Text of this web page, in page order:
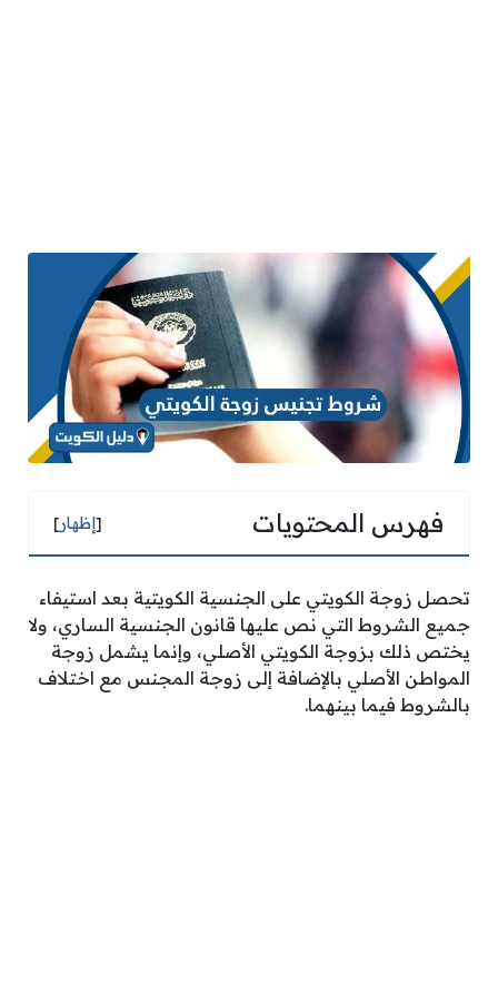
فهرس المحتويات [إظهار]
تحصل زوجة الكويتي على الجنسية الكويتية بعد استيفاء
جميع الشروط التي نص عليها قانون الجنسية الساري، ولا
يختص ذلك بزوجة الكويتي الأصلي، وإنما يشمل زوجة
المواطن الأصلي بالإضافة إلى زوجة المجنس مع اختلاف
بالشروط فيما بينهما.